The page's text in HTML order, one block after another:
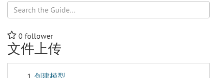
0 follower
文件上传
创建模型